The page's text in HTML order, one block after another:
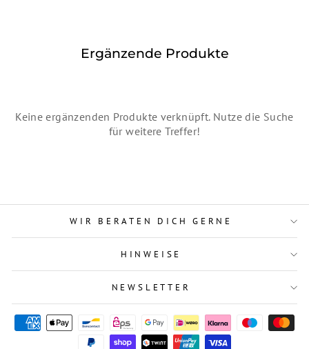
Ergänzende Produkte
Keine ergänzenden Produkte verknüpft. Nutze die Suche
für weitere Treffer!
WIR BERATEN DICH GERNE
HINWEISE
NEWSLETTER